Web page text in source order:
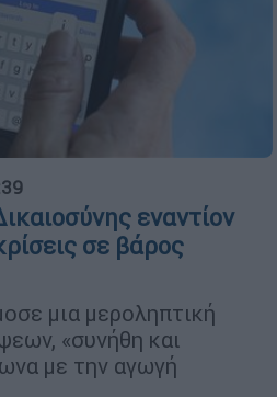
εναντίον
σε βάρος
μια μεροληπτική
«συνήθη και
με την αγωγή